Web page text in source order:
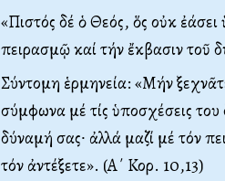
«Πιστός δέ ὁ Θεός, ὅς οὐκ
πειρασμῷ καί τήν ἔκβασιν τοῦ
Σύντομη ἑρμηνεία: «Μήν
σύμφωνα μέ τίς ὑποσχέσεις
δύναμή σας∙ ἀλλά μαζί μέ τόν
τόν ἀντέξετε». (Α΄ Κορ. 10,13)